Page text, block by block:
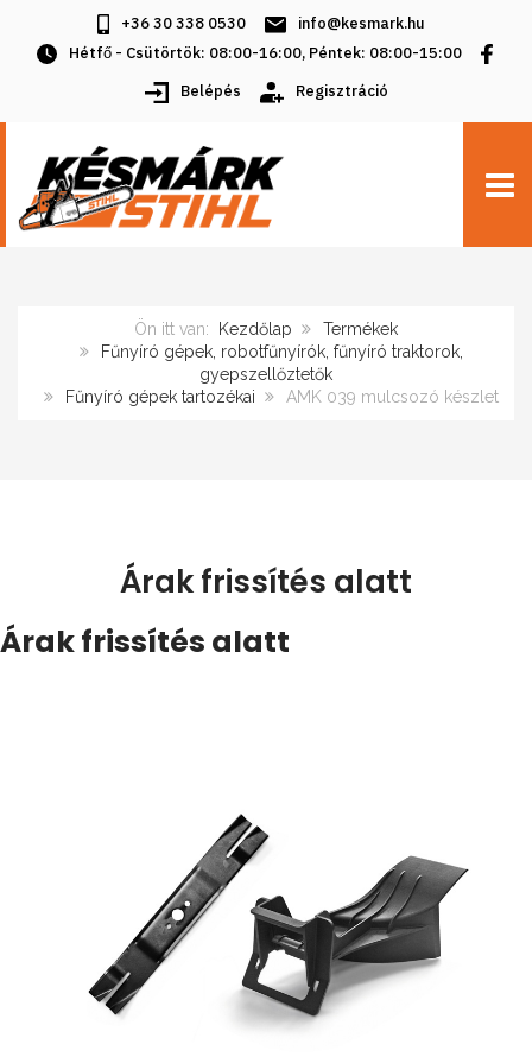
+36 30 338 0530
info@kesmark.hu
Hétfő - Csütörtök: 08:00-16:00, Péntek: 08:00-15:00
Belépés
Regisztráció
Ön itt van: Kezdőlap
Termékek
Fűnyíró gépek, robotfűnyírók, fűnyíró traktorok,
gyepszellőztetők
Fűnyíró gépek tartozékai
AMK 039 mulcsozó készlet
Árak frissítés alatt
Árak frissítés alatt